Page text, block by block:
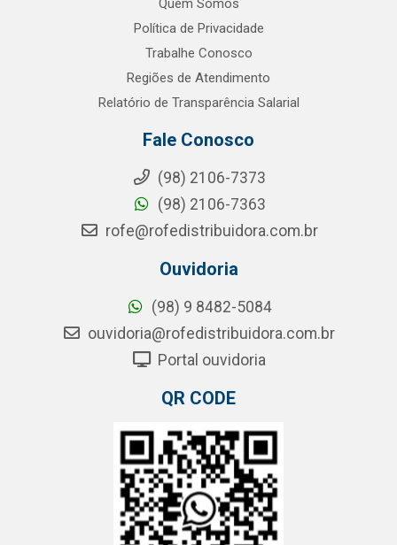
Quem Somos
Política de Privacidade
Trabalhe Conosco
Regiões de Atendimento
Relatório de Transparência Salarial
Fale Conosco
(98) 2106-7373
(98) 2106-7363
rofe@rofedistribuidora.com.br
Ouvidoria
(98) 9 8482-5084
ouvidoria@rofedistribuidora.com.br
Portal ouvidoria
QR CODE